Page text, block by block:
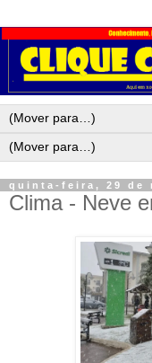
quinta-feira, 29 de
Clima - Neve